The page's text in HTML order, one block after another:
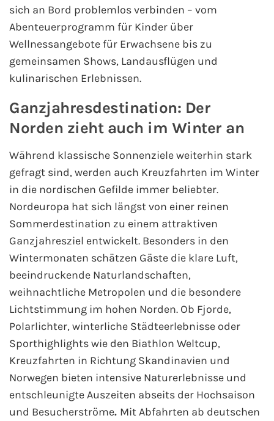
Plantours Flusskreuzfahrten
1AVista Flusskreuzfahrten
Phoenix Reisen Flusskreuzfahrten
Last Minute Flusskreuzfahrten
Fähre buchen
Color Line
DFDS Seaways
Finnlines
FRS Baltic
Scandlines
Stena Line
Fähre nach Dänemark
sich an Bord problemlos verbinden – vom
Abenteuerprogramm für Kinder über
Wellnessangebote für Erwachsene bis zu
gemeinsamen Shows, Landausflügen und
kulinarischen Erlebnissen.
Ganzjahresdestination: Der
Norden zieht auch im Winter an
Während klassische Sonnenziele weiterhin stark
gefragt sind, werden auch Kreuzfahrten im Winter
in die nordischen Gefilde immer beliebter.
Nordeuropa hat sich längst von einer reinen
Sommerdestination zu einem attraktiven
Ganzjahresziel entwickelt. Besonders in den
Wintermonaten schätzen Gäste die klare Luft,
beeindruckende Naturlandschaften,
weihnachtliche Metropolen und die besondere
Lichtstimmung im hohen Norden. Ob Fjorde,
Polarlichter, winterliche Städteerlebnisse oder
Sporthighlights wie den Biathlon Weltcup,
Kreuzfahrten in Richtung Skandinavien und
Norwegen bieten intensive Naturerlebnisse und
entschleunigte Auszeiten abseits der Hochsaison
und Besucherströme. Mit Abfahrten ab deutschen